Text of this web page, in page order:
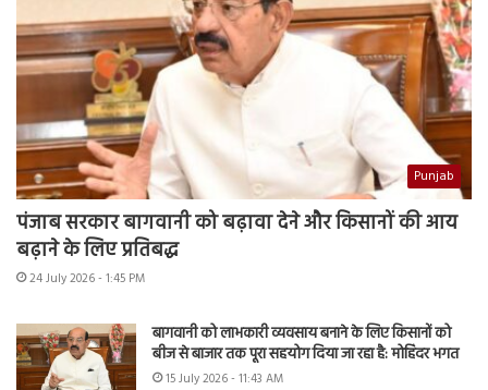
Punjab
पंजाब सरकार बागवानी को बढ़ावा देने और किसानों की आय
बढ़ाने के लिए प्रतिबद्ध
24 July 2026 - 1:45 PM
बागवानी को लाभकारी व्यवसाय बनाने के लिए किसानों को
बीज से बाजार तक पूरा सहयोग दिया जा रहा है: मोहिंदर भगत
15 July 2026 - 11:43 AM